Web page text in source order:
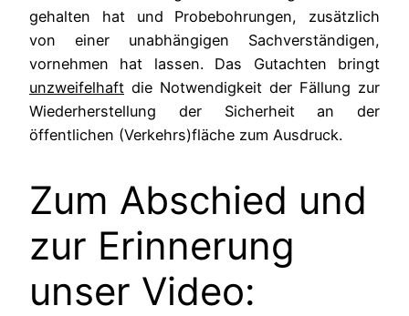
gehalten hat und Probebohrungen, zusätzlich
von einer unabhängigen Sachverständigen,
vornehmen hat lassen. Das Gutachten bringt
unzweifelhaft die Notwendigkeit der Fällung zur
Wiederherstellung der Sicherheit an der
öffentlichen (Verkehrs)fläche zum Ausdruck.
Zum Abschied und
zur Erinnerung
unser Video: